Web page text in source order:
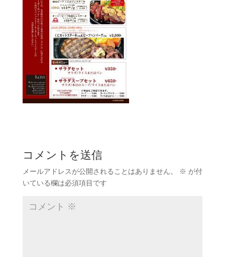
コメントを送信
メールアドレスが公開されることはありません。 ※ が付
いている欄は必須項目です